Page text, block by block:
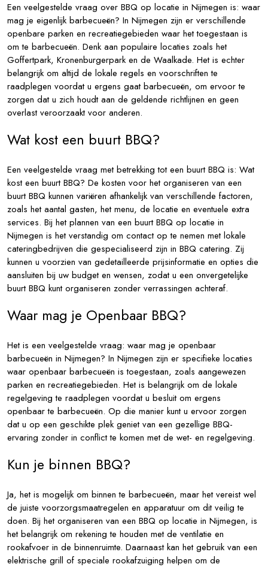
Een veelgestelde vraag over BBQ op locatie in Nijmegen is: waar
mag je eigenlijk barbecueën? In Nijmegen zijn er verschillende
openbare parken en recreatiegebieden waar het toegestaan is
om te barbecueën. Denk aan populaire locaties zoals het
Goffertpark, Kronenburgerpark en de Waalkade. Het is echter
belangrijk om altijd de lokale regels en voorschriften te
raadplegen voordat u ergens gaat barbecueën, om ervoor te
zorgen dat u zich houdt aan de geldende richtlijnen en geen
overlast veroorzaakt voor anderen.
Wat kost een buurt BBQ?
Een veelgestelde vraag met betrekking tot een buurt BBQ is: Wat
kost een buurt BBQ? De kosten voor het organiseren van een
buurt BBQ kunnen variëren afhankelijk van verschillende factoren,
zoals het aantal gasten, het menu, de locatie en eventuele extra
services. Bij het plannen van een buurt BBQ op locatie in
Nijmegen is het verstandig om contact op te nemen met lokale
cateringbedrijven die gespecialiseerd zijn in BBQ catering. Zij
kunnen u voorzien van gedetailleerde prijsinformatie en opties die
aansluiten bij uw budget en wensen, zodat u een onvergetelijke
buurt BBQ kunt organiseren zonder verrassingen achteraf.
Waar mag je Openbaar BBQ?
Het is een veelgestelde vraag: waar mag je openbaar
barbecueën in Nijmegen? In Nijmegen zijn er specifieke locaties
waar openbaar barbecueën is toegestaan, zoals aangewezen
parken en recreatiegebieden. Het is belangrijk om de lokale
regelgeving te raadplegen voordat u besluit om ergens
openbaar te barbecueën. Op die manier kunt u ervoor zorgen
dat u op een geschikte plek geniet van een gezellige BBQ-
ervaring zonder in conflict te komen met de wet- en regelgeving.
Kun je binnen BBQ?
Ja, het is mogelijk om binnen te barbecueën, maar het vereist wel
de juiste voorzorgsmaatregelen en apparatuur om dit veilig te
doen. Bij het organiseren van een BBQ op locatie in Nijmegen, is
het belangrijk om rekening te houden met de ventilatie en
rookafvoer in de binnenruimte. Daarnaast kan het gebruik van een
elektrische grill of speciale rookafzuiging helpen om de